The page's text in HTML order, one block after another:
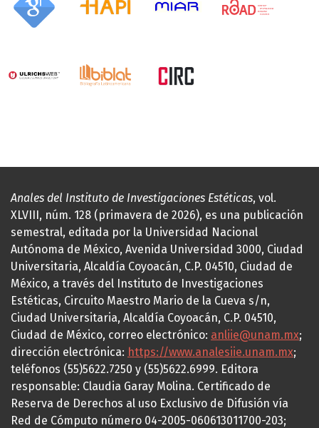
Anales del Instituto de Investigaciones Estéticas, vol.
XLVIII, núm. 128 (primavera de 2026), es una publicación
semestral, editada por la Universidad Nacional
Autónoma de México, Avenida Universidad 3000, Ciudad
Universitaria, Alcaldía Coyoacán, C.P. 04510, Ciudad de
México, a través del Instituto de Investigaciones
Estéticas, Circuito Maestro Mario de la Cueva s/n,
Ciudad Universitaria, Alcaldía Coyoacán, C.P. 04510,
Ciudad de México, correo electrónico: anliie@unam.mx;
dirección electrónica: https://www.analesiie.unam.mx;
teléfonos (55)5622.7250 y (55)5622.6999. Editora
responsable: Claudia Garay Molina. Certificado de
Reserva de Derechos al uso Exclusivo de Difusión vía
Red de Cómputo número 04-2005-060613011700-203;